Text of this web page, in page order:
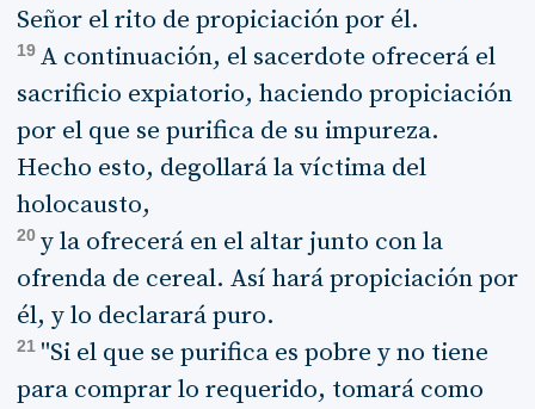
Señor el rito de propiciación por él.
19 A continuación, el sacerdote ofrecerá el
sacrificio expiatorio, haciendo propiciación
por el que se purifica de su impureza.
Hecho esto, degollará la víctima del
holocausto,
20 y la ofrecerá en el altar junto con la
ofrenda de cereal. Así hará propiciación por
él, y lo declarará puro.
21 "Si el que se purifica es pobre y no tiene
para comprar lo requerido, tomará como